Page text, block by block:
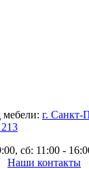
мебели: г. Санкт-
сб: 11:00 -
Наши контакты